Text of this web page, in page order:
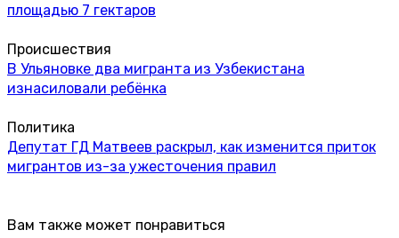
площадью 7 гектаров
Происшествия
В Ульяновке два мигранта из Узбекистана
изнасиловали ребёнка
Политика
Депутат ГД Матвеев раскрыл, как изменится приток
мигрантов из-за ужесточения правил
Вам также может понравиться